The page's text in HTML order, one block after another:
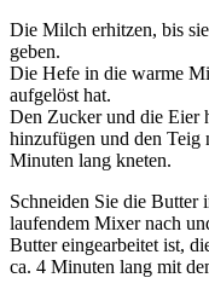
Die Milch erhitzen, bis
geben.
Die Hefe in die warme
aufgelöst hat.
Den Zucker und die Eier
hinzufügen und den
Minuten lang kneten.
Schneiden Sie die Butter
laufendem Mixer nach
Butter eingearbeitet ist,
ca. 4 Minuten lang mit